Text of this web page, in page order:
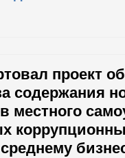
проект
содержания
местного